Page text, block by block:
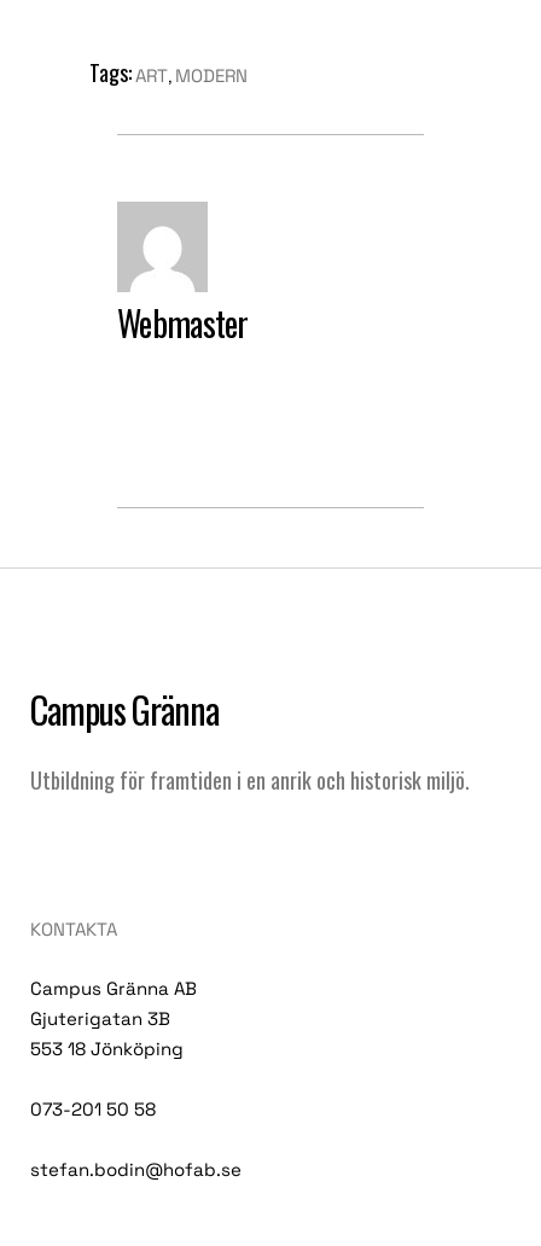
Tags:ART, MODERN
Webmaster
Campus Gränna
Utbildning för framtiden i en anrik och historisk miljö.
KONTAKTA
Campus Gränna AB
Gjuterigatan 3B
553 18 Jönköping
073-201 50 58
stefan.bodin@hofab.se